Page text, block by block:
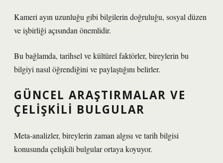
Kameri ayın uzunluğu gibi bilgilerin doğruluğu, sosyal düzen
ve işbirliği açısından önemlidir.
Bu bağlamda, tarihsel ve kültürel faktörler, bireylerin bu
bilgiyi nasıl öğrendiğini ve paylaştığını belirler.
GÜNCEL ARAŞTIRMALAR VE
ÇELIŞKILI BULGULAR
Meta-analizler, bireylerin zaman algısı ve tarih bilgisi
konusunda çelişkili bulgular ortaya koyuyor.